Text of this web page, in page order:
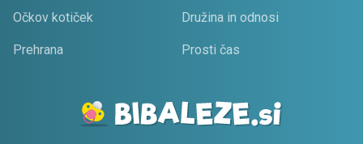
Očkov kotiček Družina in odnosi
Prehrana Prosti čas